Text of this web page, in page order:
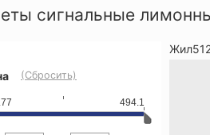
сигнальные
(Сбросить)
494.1